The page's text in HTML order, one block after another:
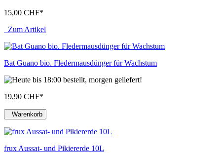
15,00 CHF*
Zum Artikel
Bat Guano bio. Fledermausdünger für Wachstum
19,90 CHF*
Warenkorb
frux Aussat- und Pikiererde 10L